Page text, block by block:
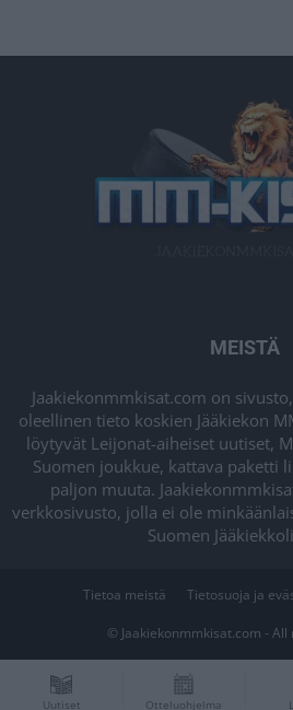
MEISTÄ
Jaakiekonmmkisat.com on
oleellinen tieto koskien Jääkiekon
löytyvät Leijonat-aiheiset uutiset,
Suomen joukkue, kattava paketti
paljon muuta.
verkkosivusto, jolla ei ole
Suomen
Tietoa meistä Tietosuoja ja
© Jaakiekonmmkisat.com -
Uutiset Otteluohjelma